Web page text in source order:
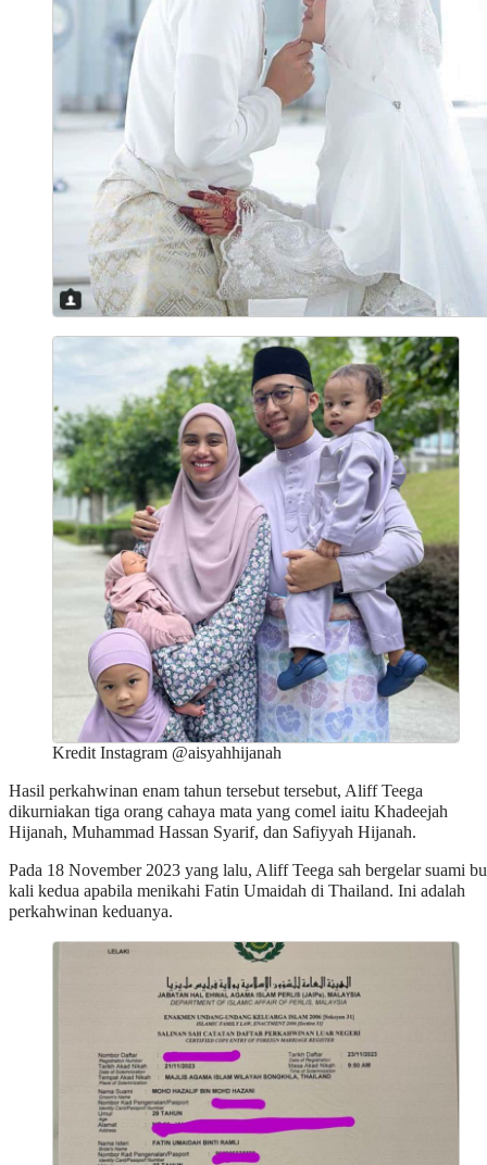
Kredit Instagram @aisyahhijanah
Hasil perkahwinan enam tahun tersebut tersebut, Aliff Teega
dikurniakan tiga orang cahaya mata yang comel iaitu Khadeejah
Hijanah, Muhammad Hassan Syarif, dan Safiyyah Hijanah.
Pada 18 November 2023 yang lalu, Aliff Teega sah bergelar suami
kali kedua apabila menikahi Fatin Umaidah di Thailand. Ini adalah
perkahwinan keduanya.